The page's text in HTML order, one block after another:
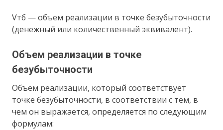
Vтб — объем реализации в точке безубыточности
(денежный или количественный эквивалент).
Объем реализации в точке
безубыточности
Объем реализации, который соответствует
точке безубыточности, в соответствии с тем, в
чем он выражается, определяется по следующим
формулам: